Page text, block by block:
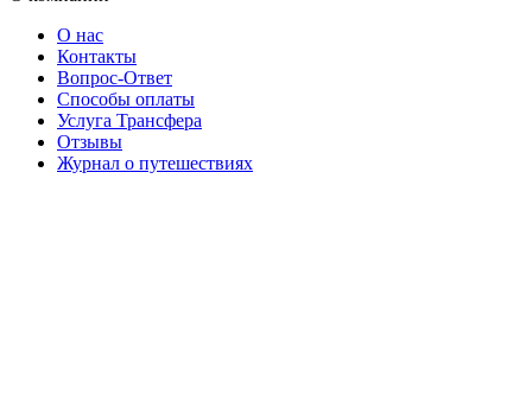
О нас
Контакты
Вопрос-Ответ
Способы оплаты
Услуга Трансфера
Отзывы
Журнал о путешествиях